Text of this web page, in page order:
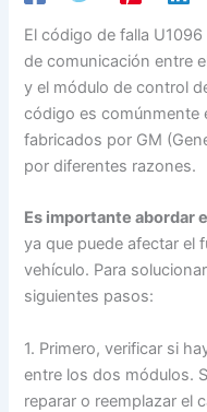
El código de falla
de comunicación entre
y el módulo de control
código es comúnmente
fabricados por GM
por diferentes razones.
Es importante abordar
ya que puede afectar el
vehículo. Para
siguientes pasos:
1. Primero, verificar si
entre los dos módulos.
reparar o reemplazar el